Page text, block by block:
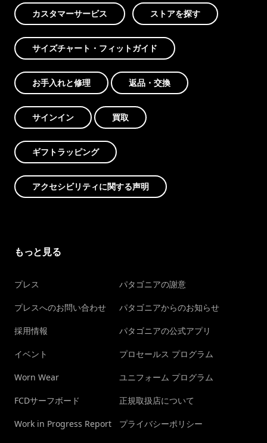
カスタマーサービス ストアを探す
サイズチャート・フィットガイド
お手入れと修理 返品・交換
サインイン 買取
ギフトラッピング
アクセシビリティに関する声明
もっと見る
プレス
プレスへのお問い合わせ
採用情報
イベント
Worn Wear
FCDサーフボード
Work in Progress Report
パタゴニアの謝意
パタゴニアからのお知らせ
パタゴニアの公式アプリ
プロセールス プログラム
ユニフォーム プログラム
正規取扱店について
プライバシーポリシー